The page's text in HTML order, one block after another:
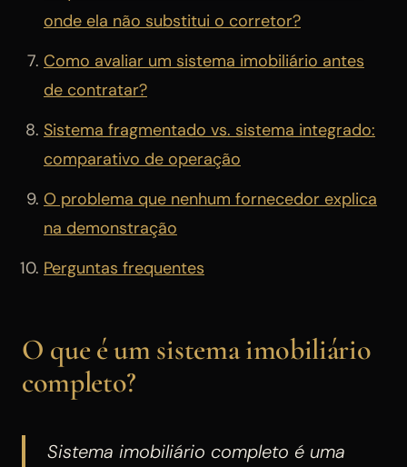
onde ela não substitui o corretor?
Como avaliar um sistema imobiliário antes
de contratar?
Sistema fragmentado vs. sistema integrado:
comparativo de operação
O problema que nenhum fornecedor explica
na demonstração
Perguntas frequentes
O que é um sistema imobiliário
completo?
Sistema imobiliário completo é uma